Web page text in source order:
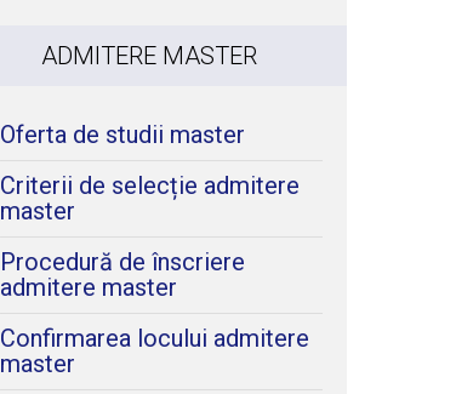
ADMITERE MASTER
Oferta de studii master
Criterii de selecție admitere
master
Procedură de înscriere
admitere master
Confirmarea locului admitere
master